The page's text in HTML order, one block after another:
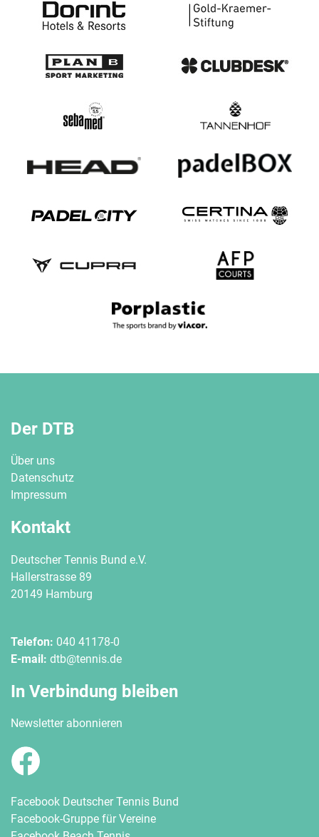
Der DTB
Über uns
Datenschutz
Impressum
Kontakt
Deutscher Tennis Bund e.V.
Hallerstrasse 89
20149 Hamburg
Telefon: 040 41178-0
E-mail: dtb@tennis.de
In Verbindung bleiben
Newsletter abonnieren
Facebook Deutscher Tennis Bund
Facebook-Gruppe für Vereine